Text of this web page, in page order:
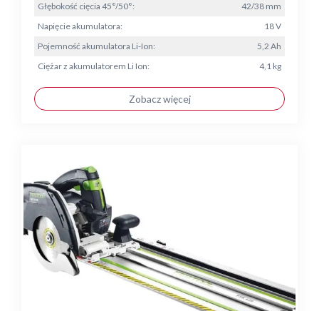
Głębokość cięcia 45°/50°:
42/38 mm
Napięcie akumulatora:
18 V
Pojemność akumulatora Li-Ion:
5,2 Ah
Ciężar z akumulatorem Li Ion:
4,1 kg
Zobacz więcej